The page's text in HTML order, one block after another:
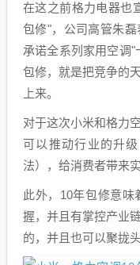
在这之前格力电器也
包修"，公司高管朱
承诺全系列家用空调
包修，就是把竞争的
上来。
对于这次小米和格力
可以推动行业的升
法），给消费者带来
此外，10年包修意
握，并且有掌控产业
的，并且也可以聚拢